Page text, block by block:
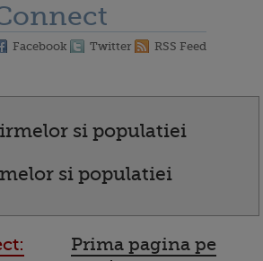
Facebook Twitter RSS Feed
si populatiei
si populatiei
Prima pagina pe